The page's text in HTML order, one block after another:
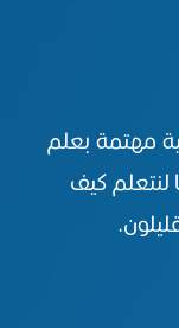
مهتمة بعلم
لنتعلم كيف